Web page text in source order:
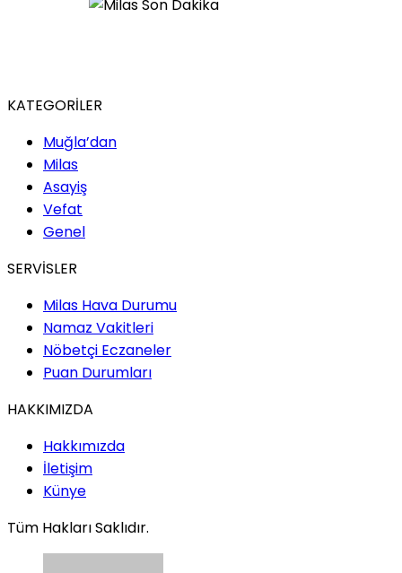
KATEGORİLER
Muğla’dan
Milas
Asayiş
Vefat
Genel
SERVİSLER
Milas Hava Durumu
Namaz Vakitleri
Nöbetçi Eczaneler
Puan Durumları
HAKKIMIZDA
Hakkımızda
İletişim
Künye
Tüm Hakları Saklıdır.